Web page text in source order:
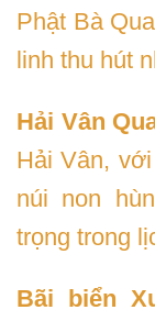
Phật Bà
linh thu hút
Hải Vân
Hải Vân,
núi non
trọng trong
Bãi biển